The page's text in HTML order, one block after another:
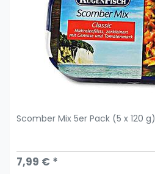
Scomber Mix 5er Pack (5 x 120 g)
7,99 € *